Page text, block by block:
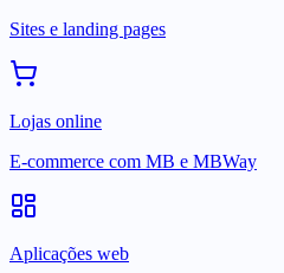
Sites e landing pages
Lojas online
E-commerce com MB e MBWay
Aplicações web